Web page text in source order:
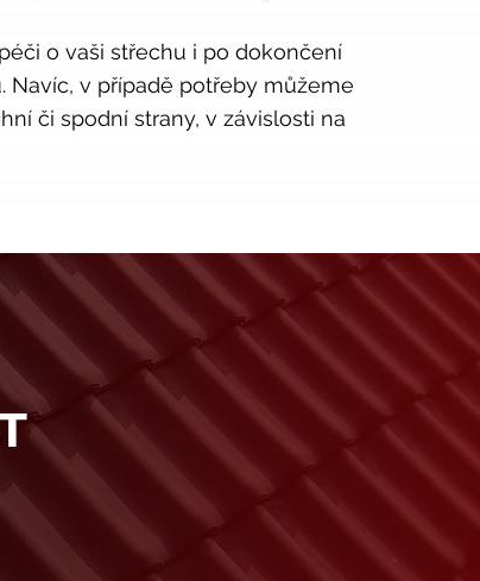
o vaši střechu i po dokončení
Navíc, v případě potřeby můžeme
či spodní strany, v závislosti na